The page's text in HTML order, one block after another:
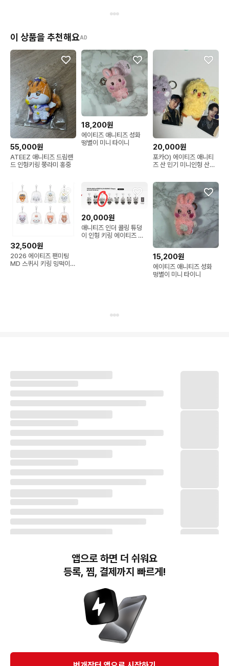
이 상품을 추천해요AD
55,000원
ATEEZ 애니티즈 드림랜
드 인형키링 쭝라미 홍중
18,200원
에이티즈 애니티즈 성화
떵별이 미니 타이니
20,000원
포카O) 에이티즈 애니티
즈 산 민기 미니인형 산덕
32,500원
2026 에이티즈 팬미팅
MD 스퀴시 키링 밍떡이
20,000원
애니티즈 인더 콜링 튜덩
이 인형 키링 에이티즈 윤
15,200원
에이티즈 애니티즈 성화
떵별이 미니 타이니
번개장터(주) 사업자정보, 이용약관 및 기타 법적고지
번개장터㈜는 통신판매중개자이며, 통신판매의 당사자가 아닙니다. 전자상거래 등에서의
소비자보호에 관한 법률 등 관련 법령 및 번개장터㈜의 약관에 따라 상품, 상품정보, 거래에 관한 책임은
개별 판매자에게 귀속하고, 번개장터㈜는 원칙적으로 회원간 거래에 대하여 책임을 지지 않습니다.
다만, 번개장터㈜가 직접 판매하는 상품에 대한 책임은 번개장터㈜에게 귀속합니다.
앱으로 하면 더 쉬워요
등록, 찜, 결제까지 빠르게!